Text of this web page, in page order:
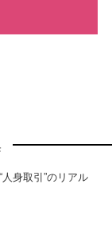
身取引”のリアル